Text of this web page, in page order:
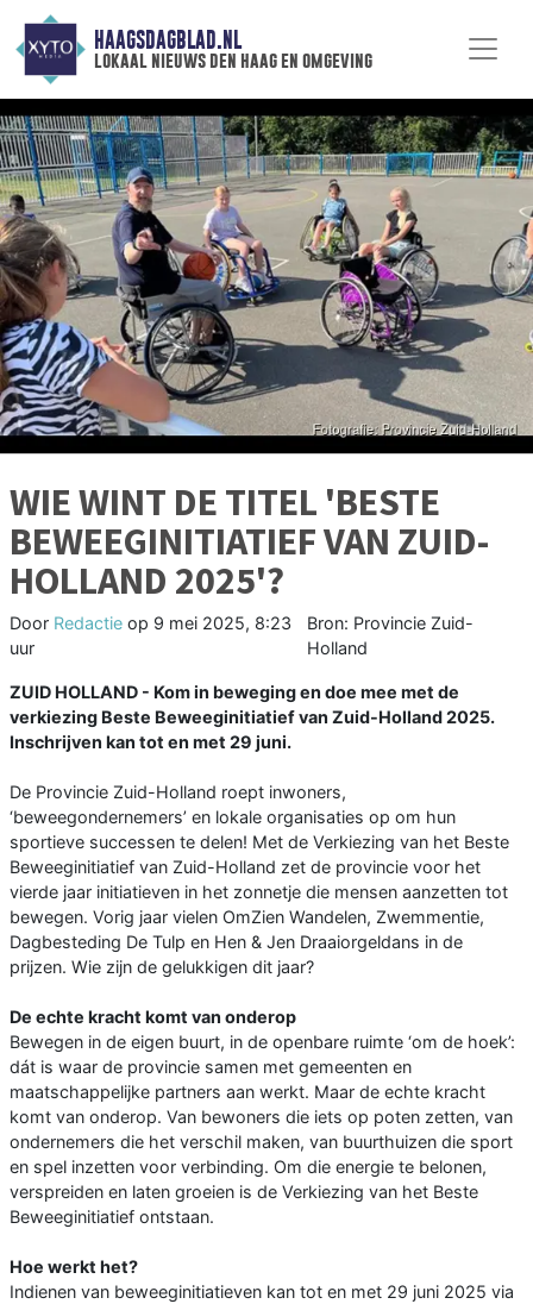
HAAGSDAGBLAD.NL
lokaal nieuws den haag en omgeving
WIE WINT DE TITEL 'BESTE
BEWEEGINITIATIEF VAN ZUID-
HOLLAND 2025'?
Door Redactie op 9 mei 2025, 8:23
uur
Bron: Provincie Zuid-
Holland
ZUID HOLLAND - Kom in beweging en doe mee met de
verkiezing Beste Beweeginitiatief van Zuid-Holland 2025.
Inschrijven kan tot en met 29 juni.
De Provincie Zuid-Holland roept inwoners,
‘beweegondernemers’ en lokale organisaties op om hun
sportieve successen te delen! Met de Verkiezing van het Beste
Beweeginitiatief van Zuid-Holland zet de provincie voor het
vierde jaar initiatieven in het zonnetje die mensen aanzetten tot
bewegen. Vorig jaar vielen OmZien Wandelen, Zwemmentie,
Dagbesteding De Tulp en Hen & Jen Draaiorgeldans in de
prijzen. Wie zijn de gelukkigen dit jaar?
De echte kracht komt van onderop
Bewegen in de eigen buurt, in de openbare ruimte ‘om de hoek’:
dát is waar de provincie samen met gemeenten en
maatschappelijke partners aan werkt. Maar de echte kracht
komt van onderop. Van bewoners die iets op poten zetten, van
ondernemers die het verschil maken, van buurthuizen die sport
en spel inzetten voor verbinding. Om die energie te belonen,
verspreiden en laten groeien is de Verkiezing van het Beste
Beweeginitiatief ontstaan.
Hoe werkt het?
Indienen van beweeginitiatieven kan tot en met 29 juni 2025 via